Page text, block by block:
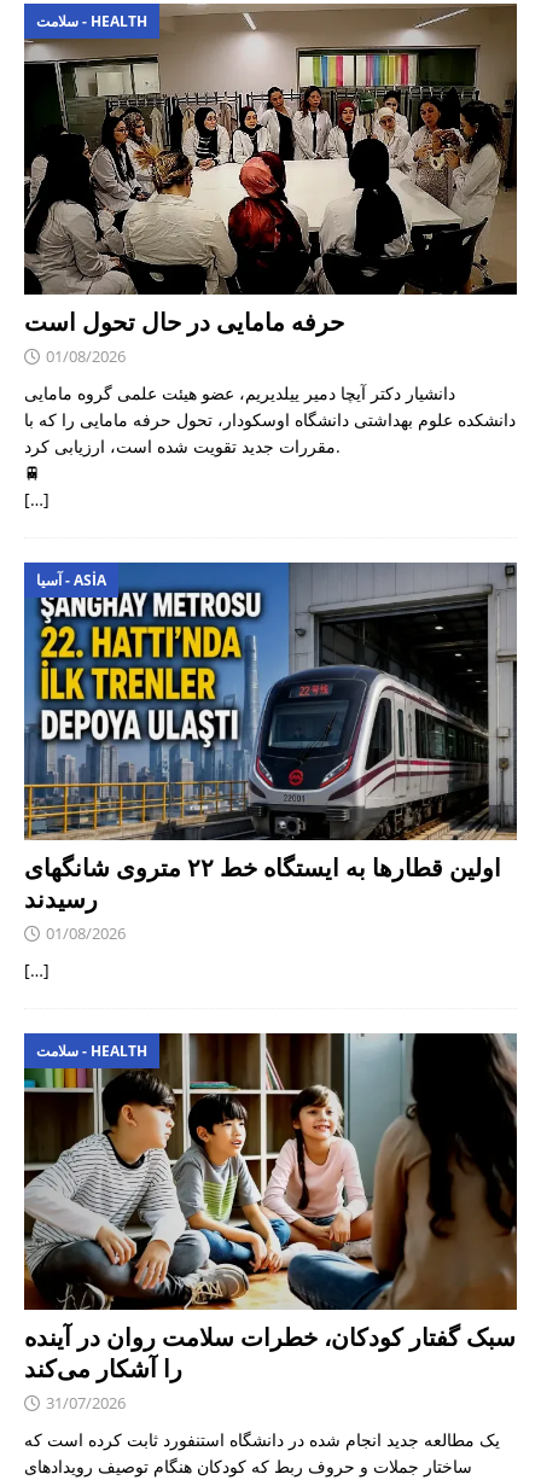
سلامت - HEALTH
حرفه مامایی در حال تحول است
01/08/2026
دانشیار دکتر آیچا دمیر ییلدیریم، عضو هیئت علمی گروه مامایی
دانشکده علوم بهداشتی دانشگاه اوسکودار، تحول حرفه مامایی را که با
مقررات جدید تقویت شده است، ارزیابی کرد.
🚆
[…]
آسیا - ASIA
اولین قطارها به ایستگاه خط ۲۲ متروی شانگهای
رسیدند
01/08/2026
[…]
سلامت - HEALTH
سبک گفتار کودکان، خطرات سلامت روان در آینده
را آشکار می‌کند
31/07/2026
یک مطالعه جدید انجام شده در دانشگاه استنفورد ثابت کرده است که
ساختار جملات و حروف ربط که کودکان هنگام توصیف رویدادهای